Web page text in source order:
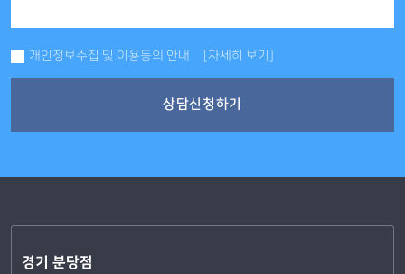
개인정보수집 및 이용동의 안내 [자세히 보기]
상담신청하기
경기 분당점